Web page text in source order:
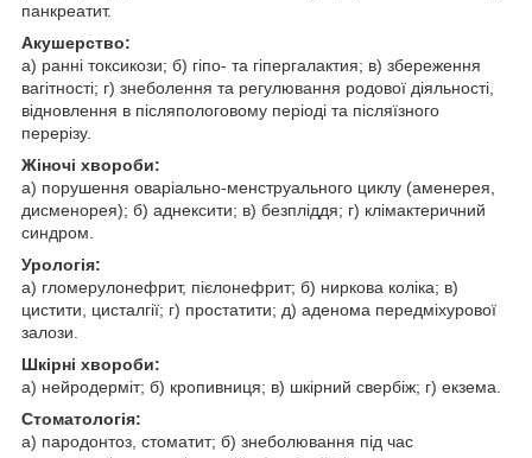
панкреатит.
Акушерство:
а) ранні токсикози; б) гіпо- та гіпергалактия; в) збереження
вагітності; г) знеболення та регулювання родової діяльності,
відновлення в післяпологовому періоді та післяїзного
перерізу.
Жіночі хвороби:
а) порушення оваріально-менструального циклу (аменерея,
дисменорея); б) аднексити; в) безпліддя; г) клімактеричний
синдром.
Урологія:
а) гломерулонефрит, пієлонефрит; б) ниркова коліка; в)
цистити, цисталгії; г) простатити; д) аденома передміхурової
залози.
Шкірні хвороби:
а) нейродерміт; б) кропивниця; в) шкірний свербіж; г) екзема.
Стоматологія:
а) пародонтоз, стоматит; б) знеболювання під час